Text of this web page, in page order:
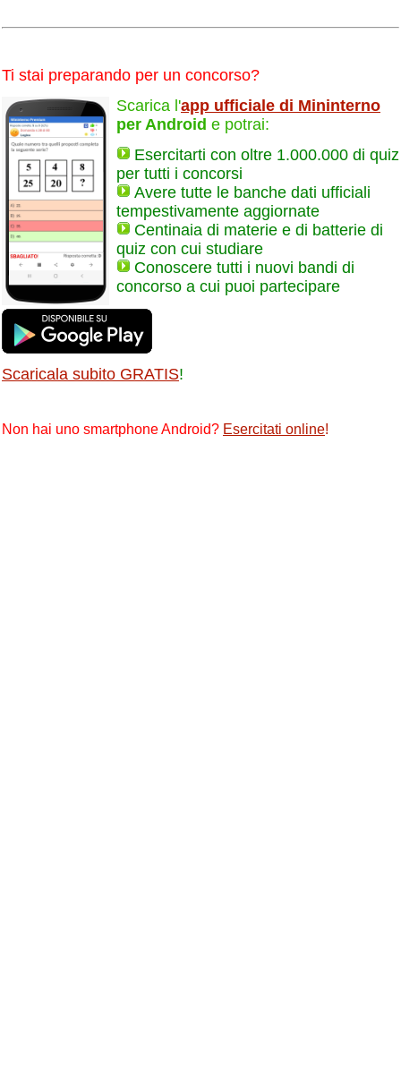
Ti stai preparando per un concorso?
Scarica l'app ufficiale di Mininterno
per Android e potrai:
Esercitarti con oltre 1.000.000 di quiz
per tutti i concorsi
Avere tutte le banche dati ufficiali
tempestivamente aggiornate
Centinaia di materie e di batterie di
quiz con cui studiare
Conoscere tutti i nuovi bandi di
concorso a cui puoi partecipare
Scaricala subito GRATIS!
Non hai uno smartphone Android? Esercitati online!